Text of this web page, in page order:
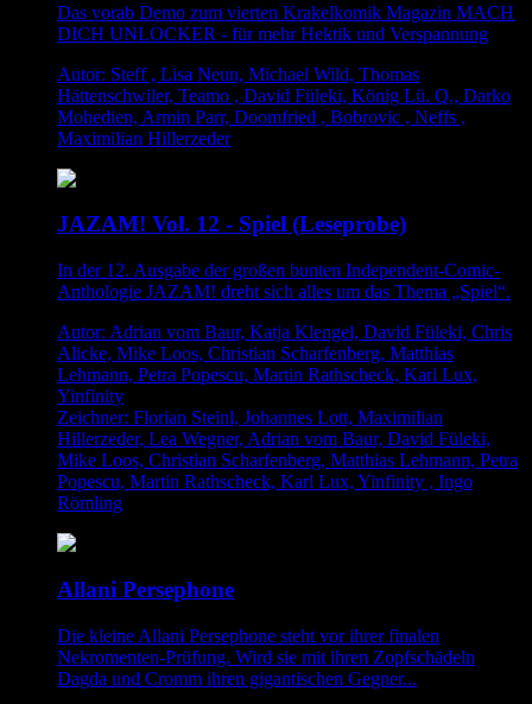
Das vorab Demo zum vierten Krakelkomik Magazin MACH
DICH UNLOCKER - für mehr Hektik und Verspannung
Autor: Steff , Lisa Neun, Michael Wild, Thomas
Hättenschwiler, Teamo , David Füleki, König Lü. Q., Darko
Mohedien, Armin Parr, Doomfried , Bobrovic , Neffs ,
Maximilian Hillerzeder
JAZAM! Vol. 12 - Spiel (Leseprobe)
In der 12. Ausgabe der großen bunten Independent-Comic-
Anthologie JAZAM! dreht sich alles um das Thema „Spiel“.
Autor: Adrian vom Baur, Katja Klengel, David Füleki, Chris
Alicke, Mike Loos, Christian Scharfenberg, Matthias
Lehmann, Petra Popescu, Martin Rathscheck, Karl Lux,
Yinfinity
Zeichner: Florian Steinl, Johannes Lott, Maximilian
Hillerzeder, Lea Wegner, Adrian vom Baur, David Füleki,
Mike Loos, Christian Scharfenberg, Matthias Lehmann, Petra
Popescu, Martin Rathscheck, Karl Lux, Yinfinity , Ingo
Römling
Allani Persephone
Die kleine Allani Persephone steht vor ihrer finalen
Nekromenten-Prüfung. Wird sie mit ihren Zopfschädeln
Dagda und Cromm ihren gigantischen Gegner...